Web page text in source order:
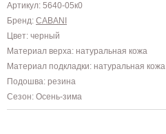
Артикул: 5640-05к0
Бренд: CABANI
Цвет: черный
Материал верха: натуральная кожа
Материал подкладки: натуральная кожа
Подошва: резина
Сезон: Осень-зима